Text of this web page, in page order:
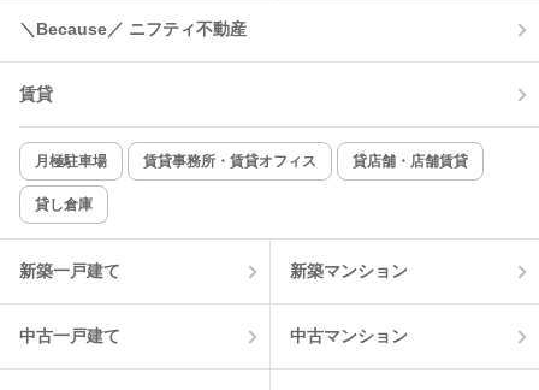
＼Because／ ニフティ不動産
賃貸
月極駐車場 賃貸事務所・賃貸オフィス 貸店舗・店舗賃貸
貸し倉庫
新築一戸建て 新築マンション
中古一戸建て 中古マンション